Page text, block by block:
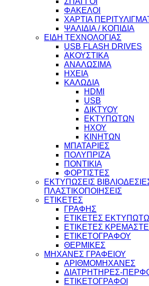
ΦΑΚΕΛΟΙ
ΧΑΡΤΙΑ
ΨΑΛΙΔΙΑ / ΚΟΠΙΔΙΑ
ΕΙΔΗ ΤΕΧΝΟΛΟΓΙΑΣ
USB FLASH DRIVES
ΑΚΟΥΣΤΙΚΑ
ΑΝΑΛΩΣΙΜΑ
ΗΧΕΙΑ
ΚΑΛΩΔΙΑ
HDMI
USB
ΔΙΚΤΥΟΥ
ΕΚΤΥΠΩΤΩΝ
ΗΧΟΥ
ΚΙΝΗΤΩΝ
ΜΠΑΤΑΡΙΕΣ
ΠΟΛΥΠΡΙΖΑ
ΠΟΝΤΙΚΙΑ
ΦΟΡΤΙΣΤΕΣ
ΕΚΤΥΠΩΣΕΙΣ
ΠΛΑΣΤΙΚΟΠΟΙΗΣΕΙΣ
ΕΤΙΚΕΤΕΣ
ΓΡΑΦΗΣ
ΕΤΙΚΕΤΕΣ
ΕΤΙΚΕΤΕΣ
ΕΤΙΚΕΤΟΓΡΑΦΟΥ
ΘΕΡΜΙΚΕΣ
ΜΗΧΑΝΕΣ ΓΡΑΦΕΙΟΥ
ΑΡΙΘΜΟΜΗΧΑΝΕΣ
ΔΙΑΤΡΗΤΗΡΕΣ-
ΕΤΙΚΕΤΟΓΡΑΦΟΙ